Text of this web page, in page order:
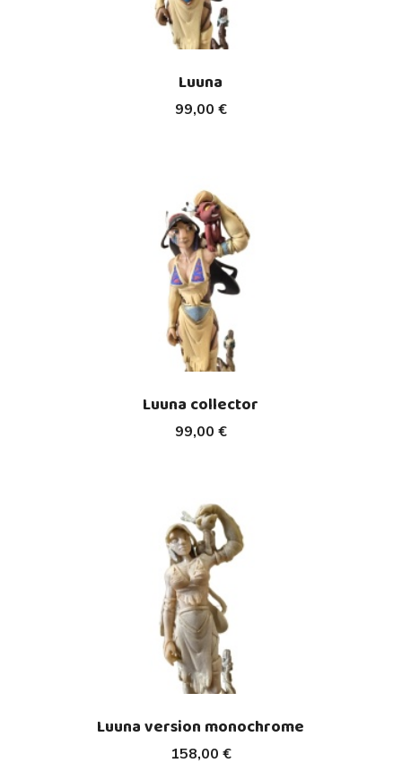
99,00 €
Luuna
99,00 €
Luuna collector
158,00 €
Luuna version monochrome